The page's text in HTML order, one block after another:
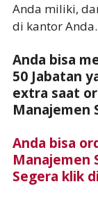
Anda miliki,
di kantor Anda.
Anda bisa
50 Jabatan
extra saat
Manajemen
Anda bisa
Manajemen
Segera klik